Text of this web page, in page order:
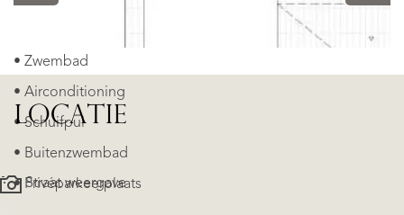
OBJECTKENMERKEN
• Zwembad
• Airconditioning
• Schuifpui
• Buitenzwembad
• Privéparkeerplaats
LOCATIE
Straat weergave